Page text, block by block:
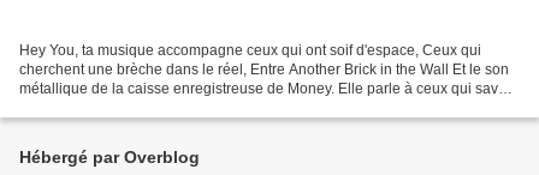
Hey You, ta musique accompagne ceux qui ont soif d'espace, Ceux qui
cherchent une brèche dans le réel, Entre Another Brick in the Wall Et le son
métallique de la caisse enregistreuse de Money. Elle parle à ceux qui savent
Hébergé par Overblog